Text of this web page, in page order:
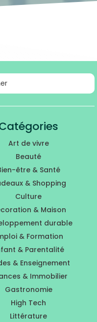
Art de vivre
Beauté
être & Santé
& Shopping
Culture
& Maison
durable
& Formation
& Parentalité
& Enseignement
& Immobilier
Gastronomie
High Tech
Littérature